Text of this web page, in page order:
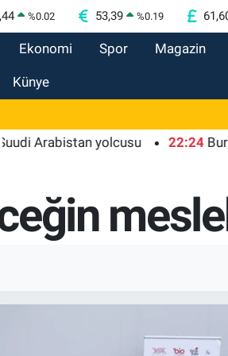
%0.02 53,39 %0.19
Ekonomi Spor Magazin
Künye
yolcusu 22:24 Bursa'da